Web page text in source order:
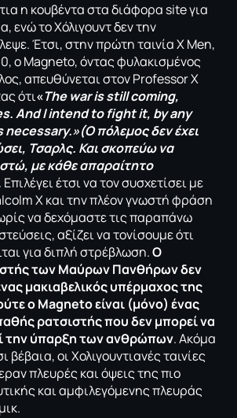
η κουβέντα στα διάφορα site για
ενώ το Χόλιγουντ δεν την
Έτσι, στην πρώτη ταινία X Men,
ο Magneto, όντας φυλακισμένος
απευθύνεται στον Professor X
ότι«The war is still coming,
And I intend to fight it, by any
necessary.»(Ο πόλεμοςδενέχει
, Τσαρλς. Και σκοπεύω να
με κάθε απαραίτητο
Επιλέγει έτσι να τον συσχετίσει με
X και την πλέον γνωστή φράση
να δεχόμαστε τις παραπάνω
αξίζει να τονίσουμε ότι
για διπλή στρέβλωση.Ο
των Μαύρων Πανθήρων δεν
μακιαβελικός υπέρμαχος της
ο Magneto είναι (μόνο) ένας
ρατσιστής που δεν μπορεί να
την ύπαρξη των ανθρώπων. Ακόμα
βέβαια, οι Χολιγουντιανές ταινίες
πλευρές και όψεις της πιο
και αμφιλεγόμενης πλευράς